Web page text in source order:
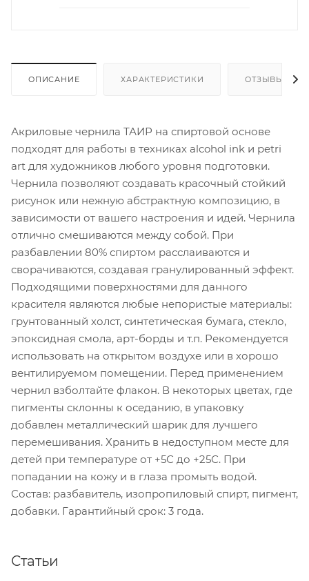
ОПИСАНИЕ ХАРАКТЕРИСТИКИ ОТЗЫВЫ
Акриловые чернила ТАИР на спиртовой основе
подходят для работы в техниках alcohol ink и petri
art для художников любого уровня подготовки.
Чернила позволяют создавать красочный стойкий
рисунок или нежную абстрактную композицию, в
зависимости от вашего настроения и идей. Чернила
отлично смешиваются между собой. При
разбавлении 80% спиртом расслаиваются и
сворачиваются, создавая гранулированный эффект.
Подходящими поверхностями для данного
красителя являются любые непористые материалы:
грунтованный холст, синтетическая бумага, стекло,
эпоксидная смола, арт-борды и т.п. Рекомендуется
использовать на открытом воздухе или в хорошо
вентилируемом помещении. Перед применением
чернил взболтайте флакон. В некоторых цветах, где
пигменты склонны к оседанию, в упаковку
добавлен металлический шарик для лучшего
перемешивания. Хранить в недоступном месте для
детей при температуре от +5С до +25С. При
попадании на кожу и в глаза промыть водой.
Состав: разбавитель, изопропиловый спирт, пигмент,
добавки. Гарантийный срок: 3 года.
Статьи